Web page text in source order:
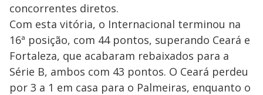
concorrentes diretos.
Com esta vitória, o Internacional terminou na
16ª posição, com 44 pontos, superando Ceará e
Fortaleza, que acabaram rebaixados para a
Série B, ambos com 43 pontos. O Ceará perdeu
por 3 a 1 em casa para o Palmeiras, enquanto o